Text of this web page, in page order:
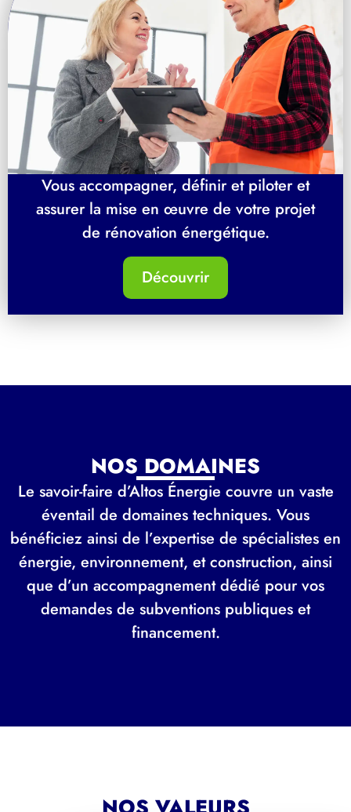
Vous accompagner, définir et piloter et
assurer la mise en œuvre de votre projet
de rénovation énergétique.
Découvrir
NOS DOMAINES
Le savoir-faire d’Altos Énergie couvre un vaste
éventail de domaines techniques. Vous
bénéficiez ainsi de l’expertise de spécialistes en
énergie, environnement, et construction, ainsi
que d’un accompagnement dédié pour vos
demandes de subventions publiques et
financement.